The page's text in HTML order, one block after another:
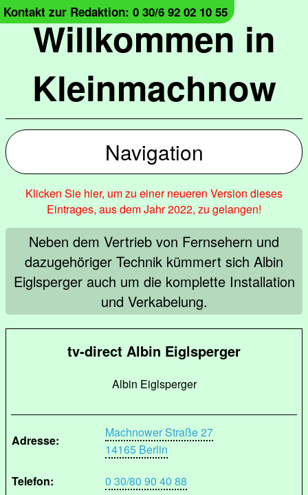
Willkommen in
Kleinmachnow
Kontakt zur Redaktion: 0 30/6 92 02 10 55
Navigation
Klicken Sie hier, um zu einer neueren Version dieses
Eintrages, aus dem Jahr 2022, zu gelangen!
Neben dem Vertrieb von Fernsehern und
dazugehöriger Technik kümmert sich Albin
Eiglsperger auch um die komplette Installation
und Verkabelung.
tv-direct Albin Eiglsperger
Albin Eiglsperger
Adresse:
Machnower Straße 27
14165 Berlin
Telefon:
0 30/80 90 40 88